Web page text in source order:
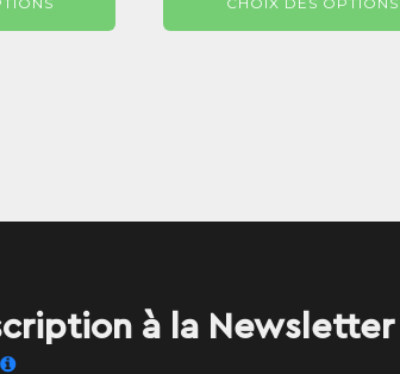
29,99 €
prix :
à la Newsletter